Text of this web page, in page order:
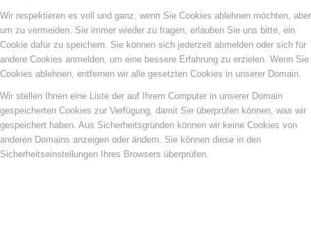
Wir respektieren es voll und ganz, wenn Sie Cookies ablehnen möchten, aber
um zu vermeiden, Sie immer wieder zu fragen, erlauben Sie uns bitte, ein
Cookie dafür zu speichern. Sie können sich jederzeit abmelden oder sich für
andere Cookies anmelden, um eine bessere Erfahrung zu erzielen. Wenn Sie
Cookies ablehnen, entfernen wir alle gesetzten Cookies in unserer Domain.
Wir stellen Ihnen eine Liste der auf Ihrem Computer in unserer Domain
gespeicherten Cookies zur Verfügung, damit Sie überprüfen können, was wir
gespeichert haben. Aus Sicherheitsgründen können wir keine Cookies von
anderen Domains anzeigen oder ändern. Sie können diese in den
Sicherheitseinstellungen Ihres Browsers überprüfen.